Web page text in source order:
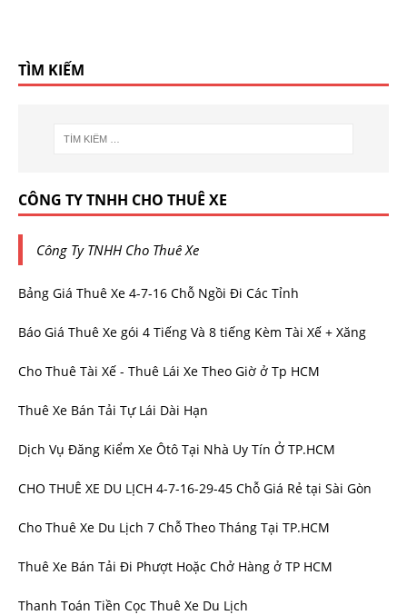
TÌM KIẾM
CÔNG TY TNHH CHO THUÊ XE
Công Ty TNHH Cho Thuê Xe
Bảng Giá Thuê Xe 4-7-16 Chỗ Ngồi Đi Các Tỉnh
Báo Giá Thuê Xe gói 4 Tiếng Và 8 tiếng Kèm Tài Xế + Xăng
Cho Thuê Tài Xế - Thuê Lái Xe Theo Giờ ở Tp HCM
Thuê Xe Bán Tải Tự Lái Dài Hạn
Dịch Vụ Đăng Kiểm Xe Ôtô Tại Nhà Uy Tín Ở TP.HCM
CHO THUÊ XE DU LỊCH 4-7-16-29-45 Chỗ Giá Rẻ tại Sài Gòn
Cho Thuê Xe Du Lịch 7 Chỗ Theo Tháng Tại TP.HCM
Thuê Xe Bán Tải Đi Phượt Hoặc Chở Hàng ở TP HCM
Thanh Toán Tiền Cọc Thuê Xe Du Lịch